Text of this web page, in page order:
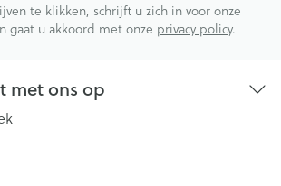
te klikken, schrijft u zich in voor onze
gaat u akkoord met onze privacy policy.
met ons op